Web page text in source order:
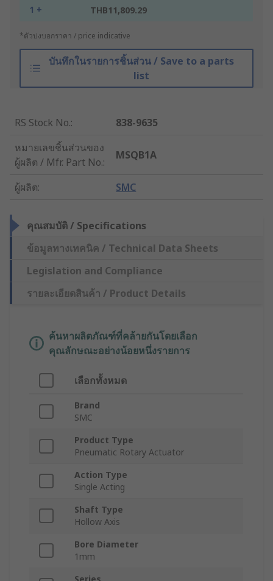
1 + THB11,809.29
*ตัวบ่งบอกราคา / price indicative
บันทึกในรายการชิ้นส่วน / Save to a parts
list
RS Stock No.:
838-9635
หมายเลขชิ้นส่วนของ
ผู้ผลิต / Mfr. Part No.:
MSQB1A
ผู้ผลิต: SMC
คุณสมบัติ / Specifications
ข้อมูลทางเทคนิค / Technical Data Sheets
Legislation and Compliance
รายละเอียดสินค้า / Product Details
ค้นหาผลิตภัณฑ์ที่คล้ายกันโดยเลือก
คุณลักษณะอย่างน้อยหนึ่งรายการ
เลือกทั้งหมด
Brand
SMC
Product Type
Pneumatic Rotary Actuator
Action Type
Single Acting
Shaft Type
Hollow Axis
Bore Diameter
1mm